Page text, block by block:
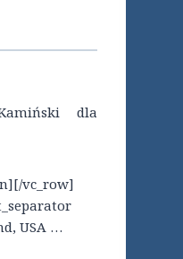
dla
vc_row]
USA …